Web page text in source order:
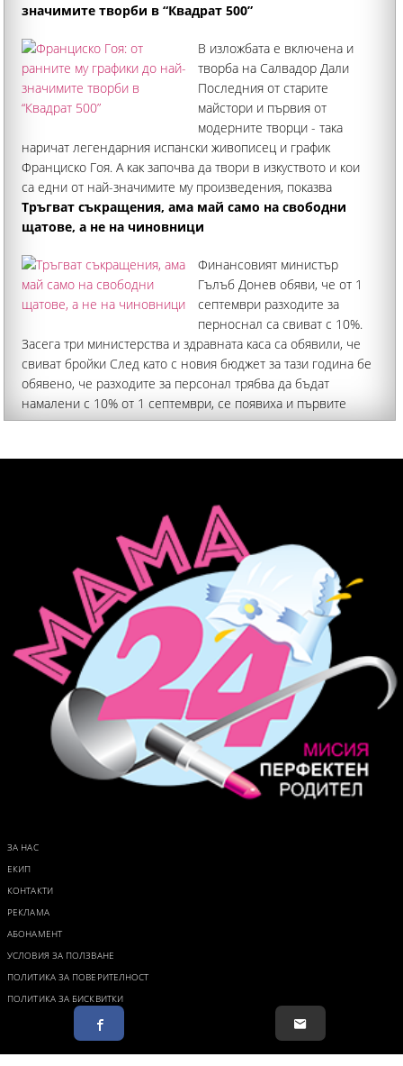
значимите творби в “Квадрат 500”
В изложбата е включена и
творба на Салвадор Дали
Последния от старите
майстори и първия от
модерните творци - така
наричат легендарния испански живописец и график
Франциско Гоя. А как започва да твори в изкуството и кои
са едни от най-значимите му произведения, показва
Националната галерия “Квадрат 500” в забележителната
изложба “Франсиско Гоя
Тръгват съкращения, ама май само на свободни
щатове, а не на чиновници
Финансовият министър
Гълъб Донев обяви, че от 1
септември разходите за
перноснал са свиват с 10%.
Засега три министерства и здравната каса са обявили, че
свиват бройки След като с новия бюджет за тази година бе
обявено, че разходите за персонал трябва да бъдат
намалени с 10% от 1 септември, се появиха и първите
конкретни предложения за
ЗА НАС
ЕКИП
КОНТАКТИ
РЕКЛАМА
АБОНАМЕНТ
УСЛОВИЯ ЗА ПОЛЗВАНЕ
ПОЛИТИКА ЗА ПОВЕРИТЕЛНОСТ
ПОЛИТИКА ЗА БИСКВИТКИ